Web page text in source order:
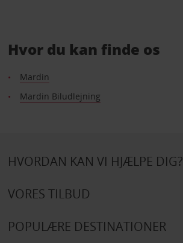
Hvor du kan finde os
Mardin
Mardin Biludlejning
HVORDAN KAN VI HJÆLPE DIG?
VORES TILBUD
POPULÆRE DESTINATIONER